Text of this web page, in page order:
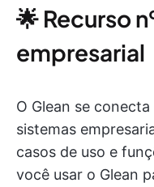
🌟 Recurso
empresarial
O Glean se
sistemas
casos de uso e
você usar o Glean